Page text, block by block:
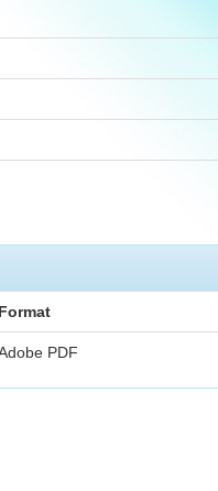
Format
PDF